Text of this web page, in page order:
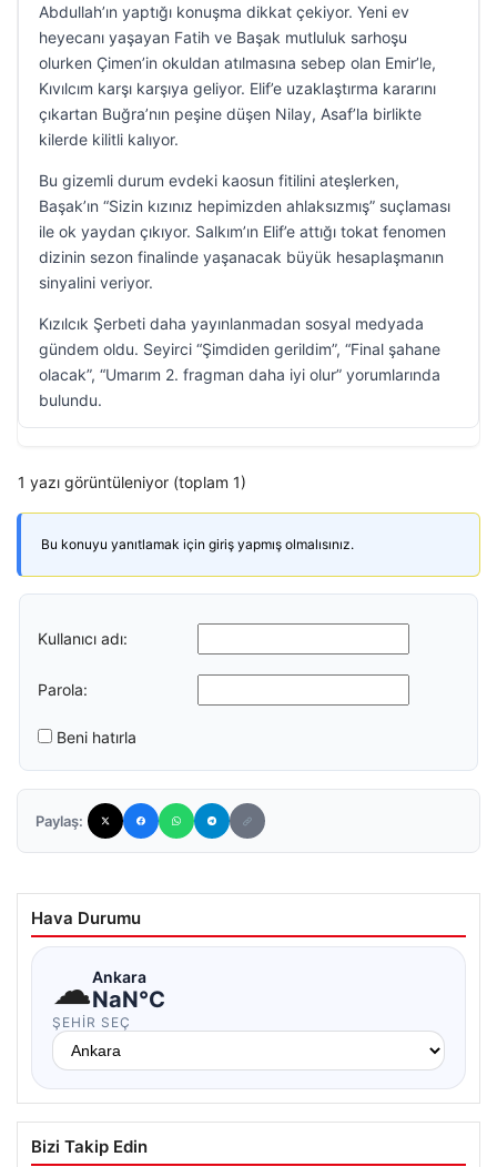
Abdullah’ın yaptığı konuşma dikkat çekiyor. Yeni ev
heyecanı yaşayan Fatih ve Başak mutluluk sarhoşu
olurken Çimen’in okuldan atılmasına sebep olan Emir’le,
Kıvılcım karşı karşıya geliyor. Elif’e uzaklaştırma kararını
çıkartan Buğra’nın peşine düşen Nilay, Asaf’la birlikte
kilerde kilitli kalıyor.
Bu gizemli durum evdeki kaosun fitilini ateşlerken,
Başak’ın “Sizin kızınız hepimizden ahlaksızmış” suçlaması
ile ok yaydan çıkıyor. Salkım’ın Elif’e attığı tokat fenomen
dizinin sezon finalinde yaşanacak büyük hesaplaşmanın
sinyalini veriyor.
Kızılcık Şerbeti daha yayınlanmadan sosyal medyada
gündem oldu. Seyirci “Şimdiden gerildim”, “Final şahane
olacak”, “Umarım 2. fragman daha iyi olur” yorumlarında
bulundu.
1 yazı görüntüleniyor (toplam 1)
Bu konuyu yanıtlamak için giriş yapmış olmalısınız.
Kullanıcı adı:
Parola:
Beni hatırla
Paylaş:
Hava Durumu
☁Ankara
NaN°C
ŞEHIR SEÇ
Bizi Takip Edin